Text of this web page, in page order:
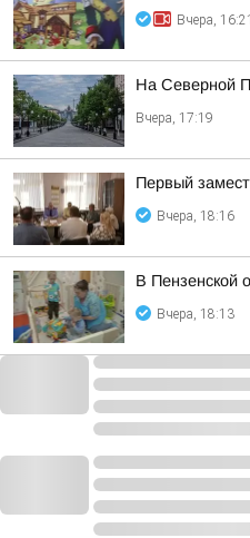
Вчера, 16:21
На Северной
Вчера, 17:19
Первый
Вчера, 18:16
В Пензенской
Вчера, 18:13